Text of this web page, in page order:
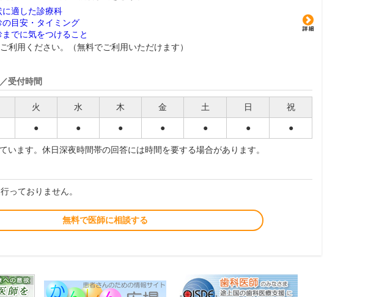
に適した診療科
の目安・タイミング
までに気をつけること
利用ください。（無料でご利用いただけます）
受付時間
火 水 木 金 土 日 祝
● ● ● ● ● ● ●
います。休日深夜時間帯の回答には時間を要する場合があります。
っておりません。
無料で医師に相談する